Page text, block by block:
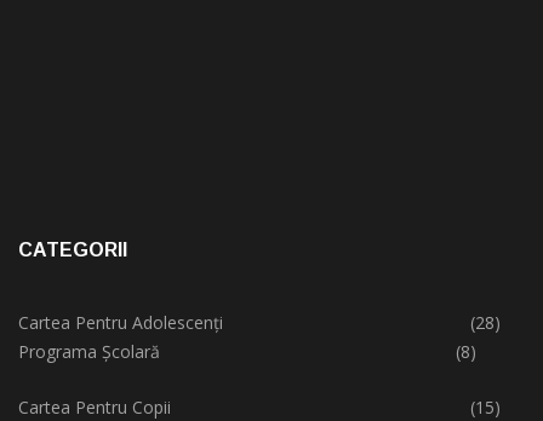
CATEGORII
Cartea Pentru Adolescenți
(28)
Programa Școlară
(8)
Cartea Pentru Copii
(15)